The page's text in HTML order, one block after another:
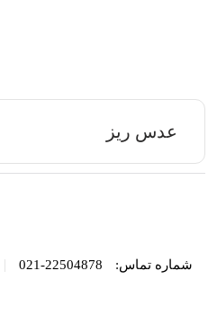
عدس ریز
شماره تماس: 22504878-021
|